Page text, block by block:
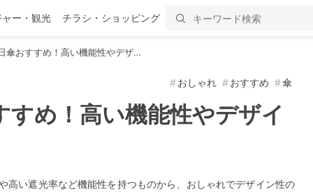
ー・観光 チラシ・ショッピング
傘おすすめ！高い機能性やデザ…
おしゃれ おすすめ 傘
すめ！高い機能性やデザイ
高い遮光率など機能性を持つものから、おしゃれでデザイン性の